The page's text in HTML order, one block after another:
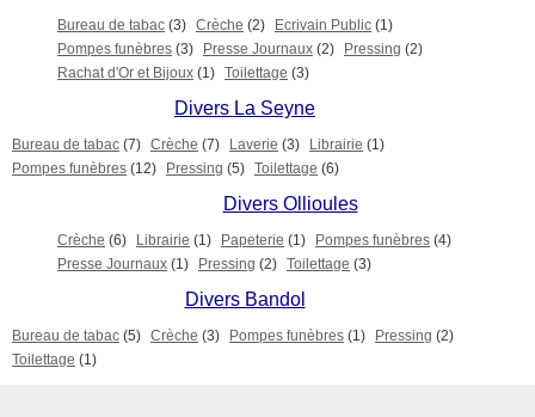
Bureau de tabac (3) Crèche (2) Ecrivain Public (1)
Pompes funèbres (3) Presse Journaux (2) Pressing (2)
Rachat d'Or et Bijoux (1) Toilettage (3)
Divers La Seyne
Bureau de tabac (7) Crèche (7) Laverie (3) Librairie (1)
Pompes funèbres (12) Pressing (5) Toilettage (6)
Divers Ollioules
Crèche (6) Librairie (1) Papeterie (1) Pompes funèbres (4)
Presse Journaux (1) Pressing (2) Toilettage (3)
Divers Bandol
Bureau de tabac (5) Crèche (3) Pompes funèbres (1) Pressing (2)
Toilettage (1)